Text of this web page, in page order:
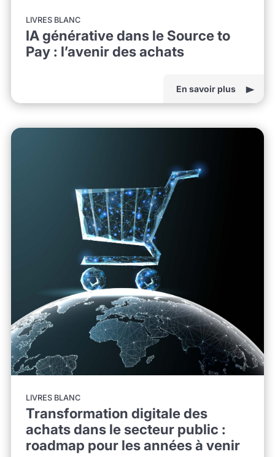
LIVRES BLANC
IA générative dans le Source to
Pay : l’avenir des achats
En savoir plus
LIVRES BLANC
Transformation digitale des
achats dans le secteur public :
roadmap pour les années à venir